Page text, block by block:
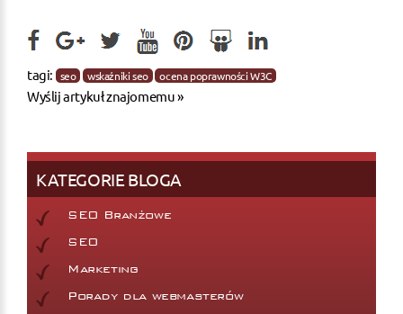
tagi: seo wskaźniki seo ocena poprawności W3C
Wyślij artykuł znajomemu »
KATEGORIE BLOGA
SEO Branżowe
SEO
Marketing
Porady dla webmasterów